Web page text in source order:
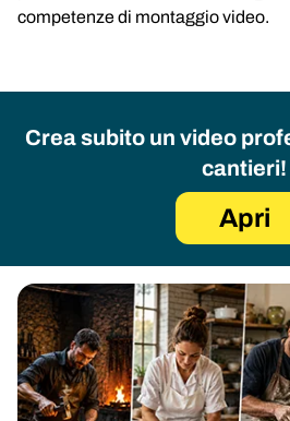
competenze di montaggio video.
Crea subito un video
cantieri!
Apri